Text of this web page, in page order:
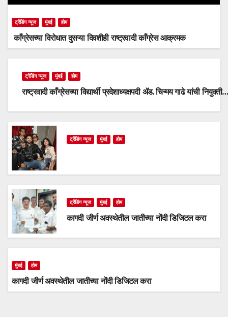
ट्रेंडिंग न्यूज मुंबई होम
काँग्रेसच्या विरोधात दुसऱ्या दिवशीही राष्ट्रवादी काँग्रेस आक्रमक
ट्रेंडिंग न्यूज मुंबई होम
राष्ट्रवादी काँग्रेसच्या विद्यार्थी प्रदेशाध्यक्षपदी ॲड. चिन्मय गाढे यांची नियुक्ती…
ट्रेंडिंग न्यूज मुंबई होम
ट्रेंडिंग न्यूज मुंबई होम
कागदी जीर्ण अवस्थेतील जातीच्या नोंदी डिजिटल करा
मुंबई होम
कागदी जीर्ण अवस्थेतील जातीच्या नोंदी डिजिटल करा